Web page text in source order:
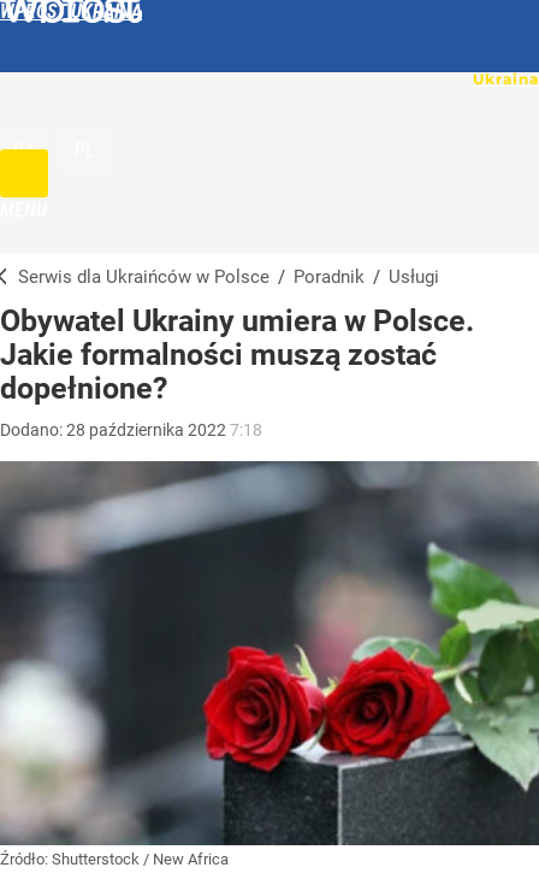
WPROST UKRAINA
UA
Serwis dla Ukraińców w Polsce / Poradnik / Usługi
Obywatel Ukrainy umiera w Polsce.
Jakie formalności muszą zostać
dopełnione?
Dodano:28 października 2022 7:18
Źródło: Shutterstock / New Africa